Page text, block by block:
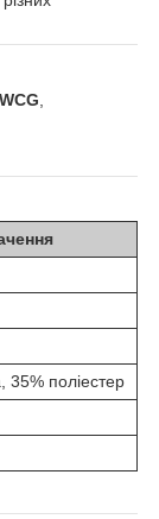
35% поліестер